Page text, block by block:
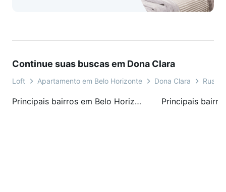
Continue suas buscas em Dona Clara
Loft Apartamento em Belo Horizonte Dona Clara Rua
Principais bairros em Belo Horizonte, MG